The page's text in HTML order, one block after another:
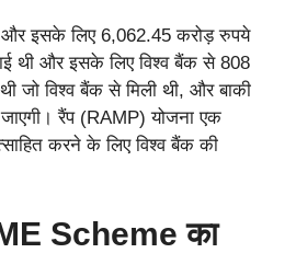
और इसके लिए 6,062.45 करोड़ रुपये
थी और इसके लिए विश्व बैंक से 808
जो विश्व बैंक से मिली थी, और बाकी
रैंप (RAMP) योजना एक
करने के लिए विश्व बैंक की
Scheme का